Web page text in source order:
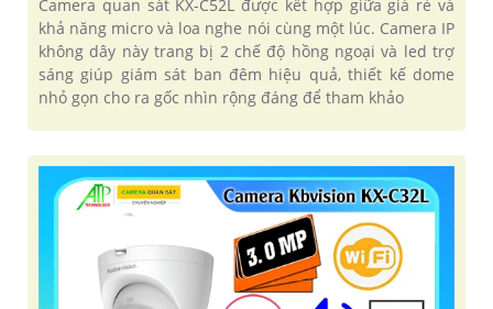
Camera quan sát KX-C52L được kết hợp giữa giá rẻ và
khả năng micro và loa nghe nói cùng một lúc. Camera IP
không dây này trang bị 2 chế độ hồng ngoại và led trợ
sáng giúp giám sát ban đêm hiệu quả, thiết kế dome
nhỏ gọn cho ra gốc nhìn rộng đáng để tham khảo